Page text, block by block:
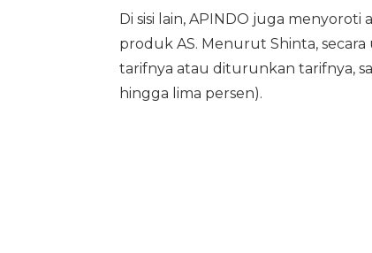
Di sisi lain, APINDO juga
produk AS. Menurut Shinta,
tarifnya atau diturunkan tarifnya,
hingga lima persen).